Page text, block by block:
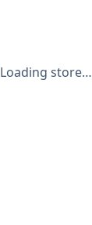
Loading store…